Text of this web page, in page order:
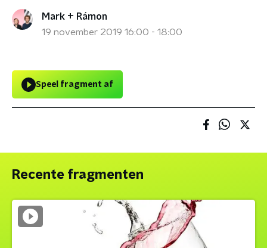
Mark + Rámon
19 november 2019 16:00 - 18:00
Speel fragment af
Recente fragmenten